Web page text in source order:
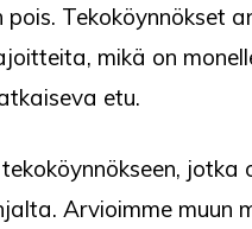
Tekoköynnökset
mikä on
etu.
jotka
Arvioimme muun